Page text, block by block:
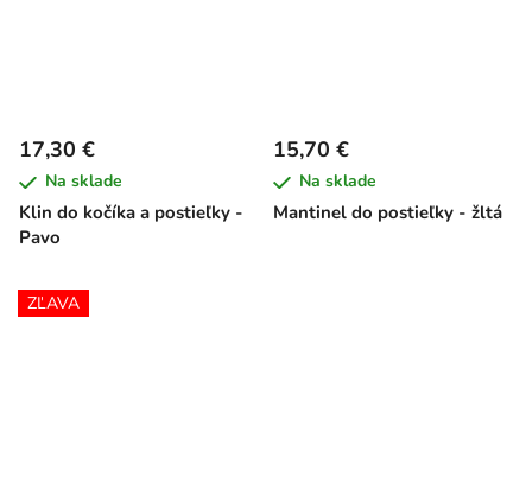
Klin do kočíka a postieľky -
Pavo
17,30 €
Na sklade
Mantinel do postieľky - žltá
15,70 €
Na sklade
ZĽAVA